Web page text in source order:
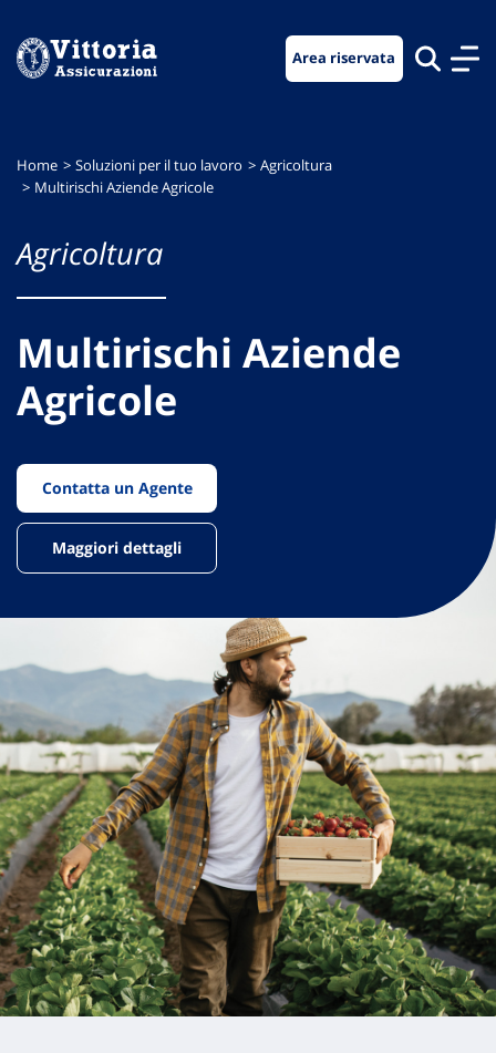
menu
contenuto
footer
Area riservata
Home Soluzioni per il tuo lavoro
Agricoltura
Multirischi Aziende Agricole
Agricoltura
Multirischi Aziende
Agricole
Contatta un Agente
Maggiori dettagli